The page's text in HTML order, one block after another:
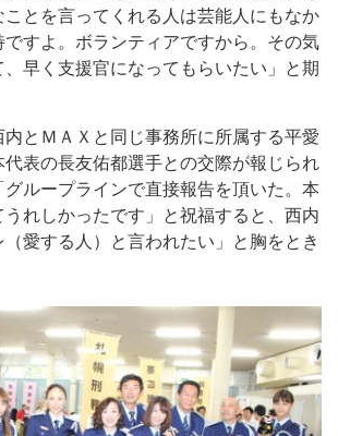
ことを言ってくれる人は芸能人にもなか
ですよ。ボランティアですから。その気
早く支援官になってもらいたい」と期
とＭＡＸと同じ事務所に所属する平愛
表の長友佑都選手との交際が報じられ
ループラインで直接報告を頂いた。本
れしかったです」と祝福すると、西内
（愛する人）と言われたい」と胸をとき